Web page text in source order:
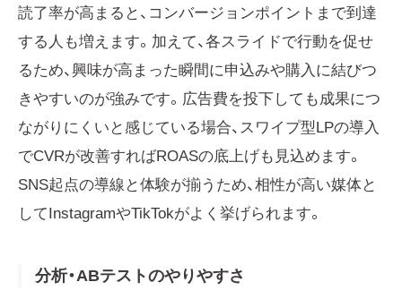
読了率が高まると、コンバージョンポイントまで到達
する人も増えます。加えて、各スライドで行動を促せ
るため、興味が高まった瞬間に申込みや購入に結びつ
きやすいのが強みです。広告費を投下しても成果につ
ながりにくいと感じている場合、スワイプ型LPの導入
でCVRが改善すればROASの底上げも見込めます。
SNS起点の導線と体験が揃うため、相性が高い媒体と
してInstagramやTikTokがよく挙げられます。
分析・ABテストのやりやすさ